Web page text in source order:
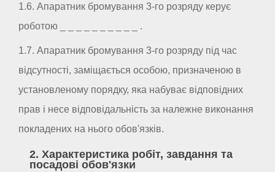
1.6. Апаратник бромування 3-го розряду керує
роботою _ _ _ _ _ _ _ _ _ _ .
1.7. Апаратник бромування 3-го розряду під час
відсутності, заміщається особою, призначеною в
установленому порядку, яка набуває відповідних
прав і несе відповідальність за належне виконання
покладених на нього обов'язків.
2. Характеристика робіт, завдання та
посадові обов'язки